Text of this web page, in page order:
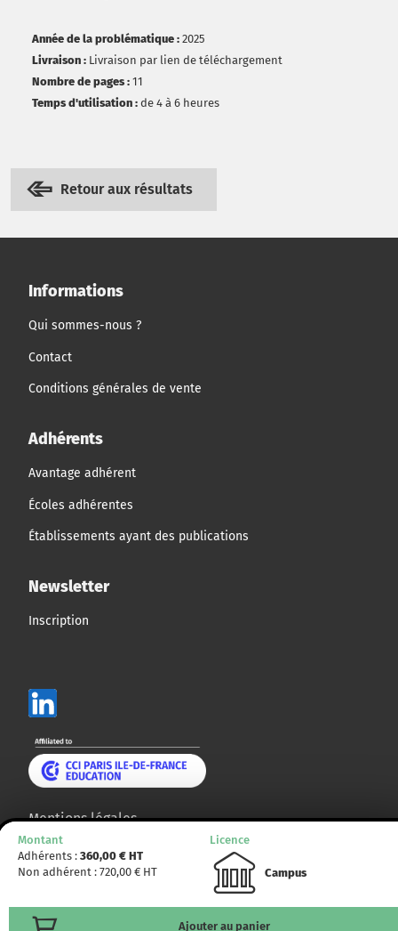
Année de la problématique : 2025
Livraison : Livraison par lien de téléchargement
Nombre de pages : 11
Temps d'utilisation : de 4 à 6 heures
Retour aux résultats
Montant
Adhérents : 360,00 € HT
Non adhérent : 720,00 € HT
Licence
Campus
Ajouter au panier
Informations
Qui sommes-nous ?
Contact
Conditions générales de vente
Adhérents
Avantage adhérent
Écoles adhérentes
Établissements ayant des publications
Newsletter
Inscription
Mentions légales
Plan du site
© CCMP 2014 - 2025. Tous droits réservés.